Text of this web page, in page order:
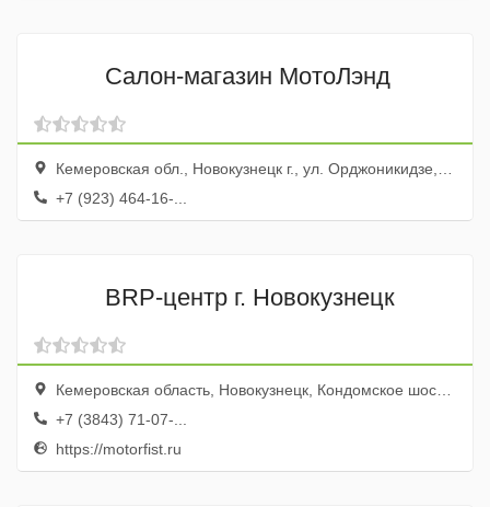
Салон-магазин МотоЛэнд
Кемеровская обл., Новокузнецк г., ул. Орджоникидзе, 21, оф. 412
+7 (923) 464-16-...
BRP-центр г. Новокузнецк
Кемеровская область, Новокузнецк, Кондомское шоссе, 16
+7 (3843) 71-07-...
https://motorfist.ru